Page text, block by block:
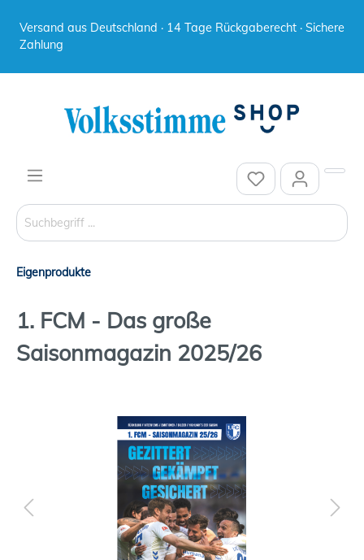
Versand aus Deutschland · 14 Tage Rückgaberecht · Sichere
Zahlung
Eigenprodukte
1. FCM - Das große
Saisonmagazin 2025/26